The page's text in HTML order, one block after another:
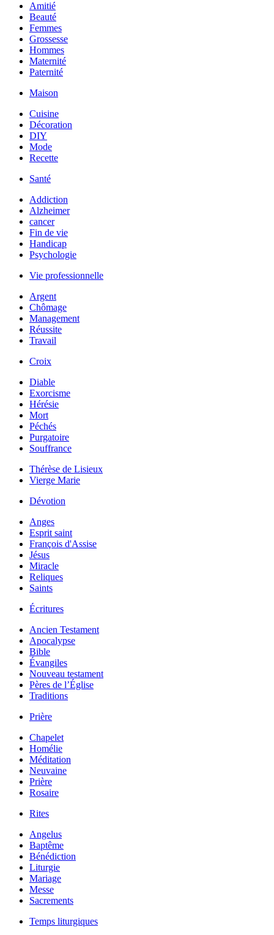
Amitié
Beauté
Femmes
Grossesse
Hommes
Maternité
Paternité
Maison
Cuisine
Décoration
DIY
Mode
Recette
Santé
Addiction
Alzheimer
cancer
Fin de vie
Handicap
Psychologie
Vie professionnelle
Argent
Chômage
Management
Réussite
Travail
Croix
Diable
Exorcisme
Hérésie
Mort
Péchés
Purgatoire
Souffrance
Thérèse de Lisieux
Vierge Marie
Dévotion
Anges
Esprit saint
François d'Assise
Jésus
Miracle
Reliques
Saints
Écritures
Ancien Testament
Apocalypse
Bible
Évangiles
Nouveau testament
Pères de l’Église
Traditions
Prière
Chapelet
Homélie
Méditation
Neuvaine
Prière
Rosaire
Rites
Angelus
Baptême
Bénédiction
Liturgie
Mariage
Messe
Sacrements
Temps liturgiques